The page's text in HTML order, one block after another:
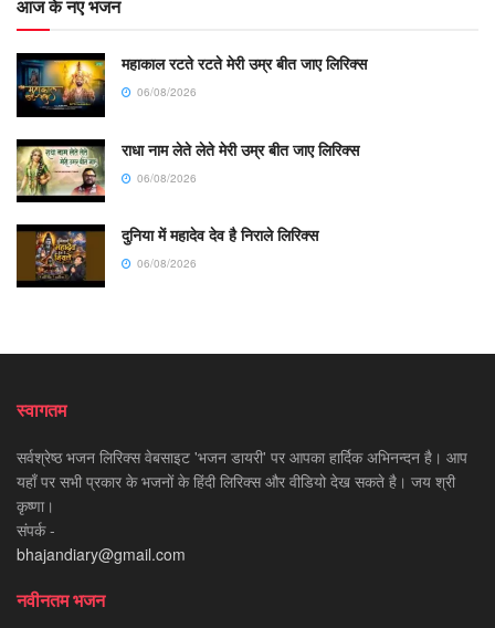
आज के नए भजन
महाकाल रटते रटते मेरी उम्र बीत जाए लिरिक्स
06/08/2026
राधा नाम लेते लेते मेरी उम्र बीत जाए लिरिक्स
06/08/2026
दुनिया में महादेव देव है निराले लिरिक्स
06/08/2026
स्वागतम
सर्वश्रेष्ठ भजन लिरिक्स वेबसाइट 'भजन डायरी' पर आपका हार्दिक अभिनन्दन है। आप
यहाँ पर सभी प्रकार के भजनों के हिंदी लिरिक्स और वीडियो देख सकते है। जय श्री
कृष्णा।
संपर्क -
bhajandiary@gmail.com
नवीनतम भजन